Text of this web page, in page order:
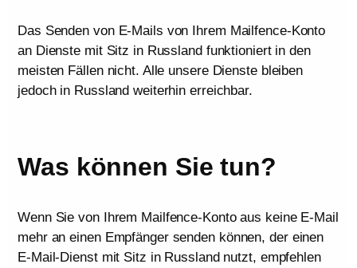
Das Senden von E-Mails von Ihrem Mailfence-Konto
an Dienste mit Sitz in Russland funktioniert in den
meisten Fällen nicht. Alle unsere Dienste bleiben
jedoch in Russland weiterhin erreichbar.
Was können Sie tun?
Wenn Sie von Ihrem Mailfence-Konto aus keine E-Mail
mehr an einen Empfänger senden können, der einen
E-Mail-Dienst mit Sitz in Russland nutzt, empfehlen